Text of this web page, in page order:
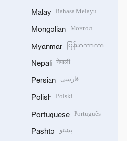
Malay Bahasa Melayu
Mongolian Монгол
Myanmar မြန်မာဘာသာ
Nepali नेपाली
Persian فارسی
Polish Polski
Portuguese Português
Pashto پښتو